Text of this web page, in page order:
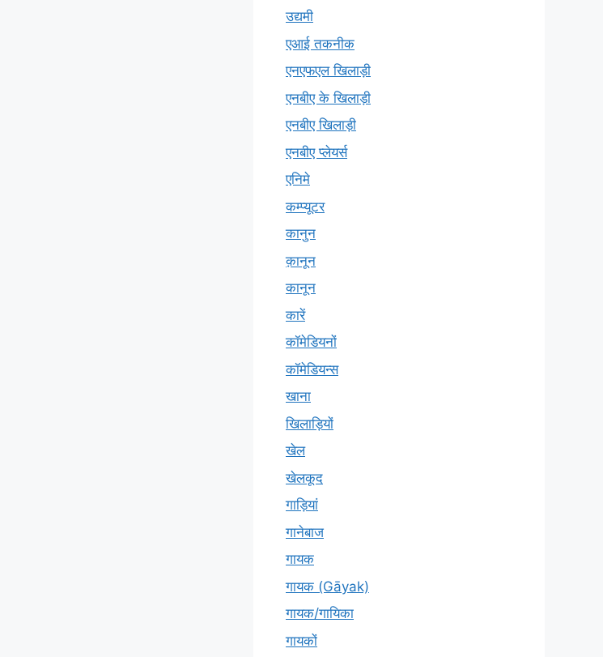
उद्यमी
एआई तकनीक
एनएफएल खिलाड़ी
एनबीए के खिलाड़ी
एनबीए खिलाड़ी
एनबीए प्लेयर्स
एनिमे
कम्प्यूटर
कानुन
क़ानून
कानून
कारें
कॉमेडियनों
कॉमेडियन्स
खाना
खिलाड़ियों
खेल
खेलकूद
गाड़ियां
गानेबाज
गायक
गायक (Gāyak)
गायक/गायिका
गायकों